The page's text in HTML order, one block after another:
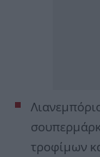
τροφίμων